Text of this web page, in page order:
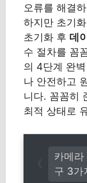
오류를 해결
하지만 초기
초기화 후 데
수 절차를 꼼
의 4단계 완
나 안전하고
니다. 꼼꼼히
최적 상태로
카메
구 3가